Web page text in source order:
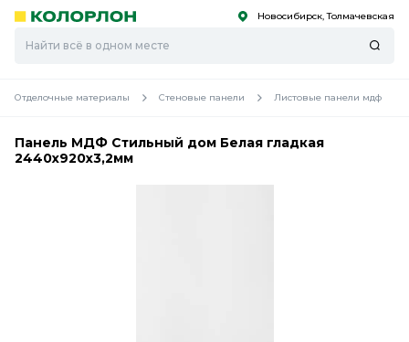
Скоро
Скоро Новосибирск, Толмачевская
Отделочные материалы Стеновые панели Листовые панели мдф
Панель МДФ Стильный дом Белая гладкая
2440х920х3,2мм